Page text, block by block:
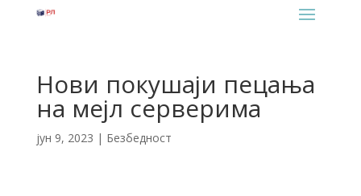
Нови покушаји пецања
на мејл серверима
јун 9, 2023 | Безбедност